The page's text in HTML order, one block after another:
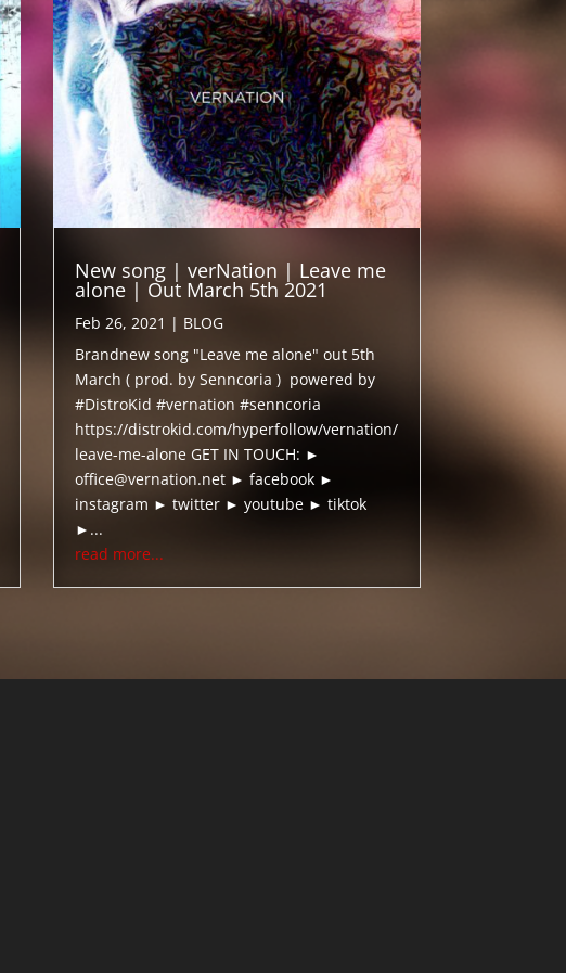
New song | verNation | Leave me
alone | Out March 5th 2021
Feb 26, 2021 | BLOG
Brandnew song "Leave me alone" out 5th
March ( prod. by Senncoria ) powered by
#DistroKid #vernation #senncoria
https://distrokid.com/hyperfollow/vernation/
leave-me-alone GET IN TOUCH: ►
office@vernation.net ► facebook ►
instagram ► twitter ► youtube ► tiktok
►...
read more...